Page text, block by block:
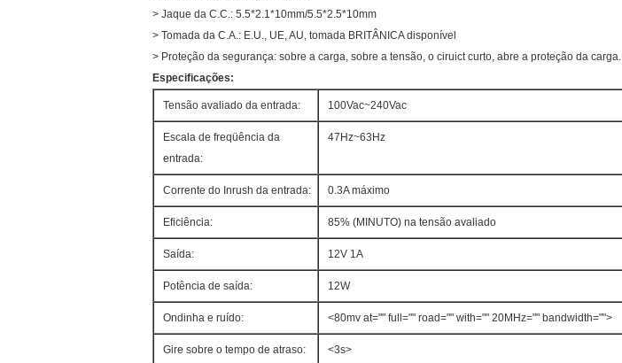
> Jaque da C.C.: 5.5*2.1*10mm/5.5*2.5*10mm
> Tomada da C.A.: E.U., UE, AU, tomada BRITÂNICA disponível
> Proteção da segurança: sobre a carga, sobre a tensão, o ciruict curto, abre a proteção da carga.
Especificações:
Tensão avaliado da entrada: 100Vac~240Vac
Escala de freqüência da
entrada:
47Hz~63Hz
Corrente do Inrush da entrada: 0.3A máximo
Eficiência: 85% (MINUTO) na tensão avaliado
Saída: 12V 1A
Potência de saída: 12W
Ondinha e ruído: <80mv at="" full="" road="" with="" 20MHz="" bandwidth="">
Gire sobre o tempo de atraso: <3s>